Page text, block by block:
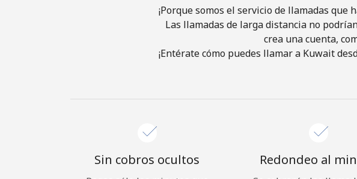
¡Porque somos el servicio de llamadas
Las llamadas de larga distancia no
crea una cuenta,
¡Entérate cómo puedes llamar a Kuwait
Sin cobros ocultos Redondeo al